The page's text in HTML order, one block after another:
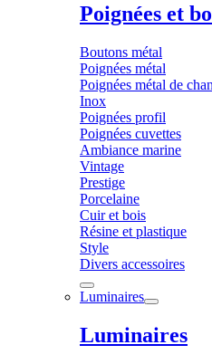
Poignées et
Boutons métal
Poignées métal
Poignées métal de
Inox
Poignées profil
Poignées cuvettes
Ambiance marine
Vintage
Prestige
Porcelaine
Cuir et bois
Résine et plastique
Style
Divers accessoires
Luminaires
Luminaires